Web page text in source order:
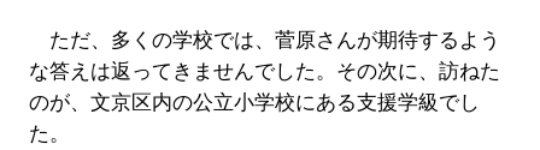
ただ、多くの学校では、菅原さんが期待するよう
な答えは返ってきませんでした。その次に、訪ねた
のが、文京区内の公立小学校にある支援学級でし
た。